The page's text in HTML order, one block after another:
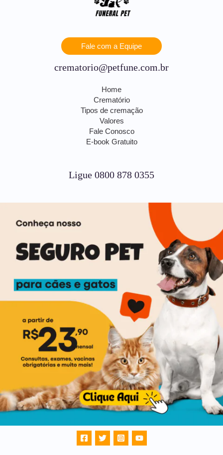
Fale com a Equipe
crematorio@petfune.com.br
Home
Crematório
Tipos de cremação
Valores
Fale Conosco
E-book Gratuito
Ligue 0800 878 0355